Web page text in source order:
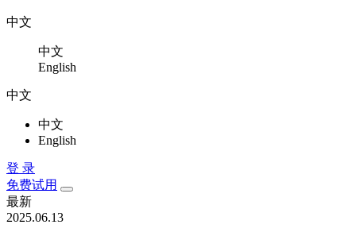
中文
中文
English
中文
中文
English
登 录
免费试用
最新
2025.06.13